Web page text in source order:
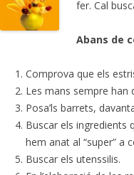
fer. Cal
Abans de
Comprova que els
Les mans sempre han
Posa’ls barrets,
Buscar els ingredients
hem anat al “super” a
Buscar els utenssilis.